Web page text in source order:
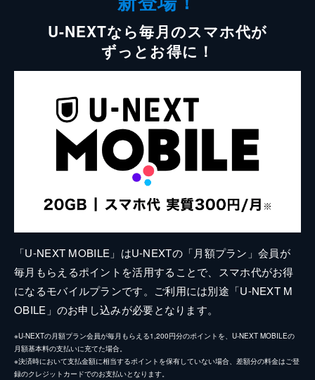
U-NEXTなら毎月のスマホ代が
ずっとお得に！
「U-NEXT MOBILE」はU-NEXTの「月額プラン」会員が
毎月もらえるポイントを活用することで、スマホ代がお得
になるモバイルプランです。ご利用には別途「U-NEXT M
OBILE」のお申し込みが必要となります。
※U-NEXTの月額プラン会員が毎月もらえる1,200円分のポイントを、U-NEXT MOBILEの
月額基本料の支払いに充てた場合。
※決済時において支払金額に相当するポイントを保有していない場合、差額分の料金はご登
録のクレジットカードでのお支払いとなります。